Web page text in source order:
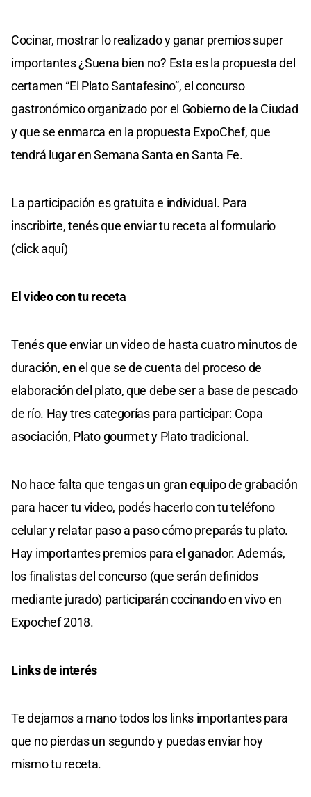
Cocinar, mostrar lo realizado y ganar premios super
importantes ¿Suena bien no? Esta es la propuesta del
certamen “El Plato Santafesino”, el concurso
gastronómico organizado por el Gobierno de la Ciudad
y que se enmarca en la propuesta ExpoChef, que
tendrá lugar en Semana Santa en Santa Fe.
La participación es gratuita e individual. Para
inscribirte, tenés que enviar tu receta al formulario
(click aquí)
El video con tu receta
Tenés que enviar un video de hasta cuatro minutos de
duración, en el que se de cuenta del proceso de
elaboración del plato, que debe ser a base de pescado
de río. Hay tres categorías para participar: Copa
asociación, Plato gourmet y Plato tradicional.
No hace falta que tengas un gran equipo de grabación
para hacer tu video, podés hacerlo con tu teléfono
celular y relatar paso a paso cómo preparás tu plato.
Hay importantes premios para el ganador. Además,
los finalistas del concurso (que serán definidos
mediante jurado) participarán cocinando en vivo en
Expochef 2018.
Links de interés
Te dejamos a mano todos los links importantes para
que no pierdas un segundo y puedas enviar hoy
mismo tu receta.